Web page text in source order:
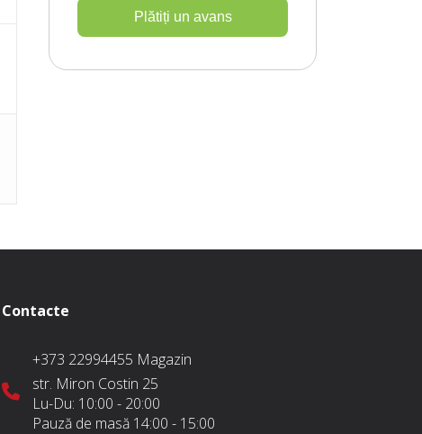
Plătiți un avans
Contacte
+373 22994455 Magazin
str. Miron Costin 25
Lu-Du: 10:00 - 20:00
Pauză de masă 14:00 - 15:00